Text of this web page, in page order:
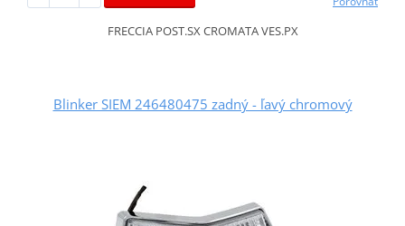
FRECCIA POST.SX CROMATA VES.PX
Blinker SIEM 246480475 zadný - ľavý chromový